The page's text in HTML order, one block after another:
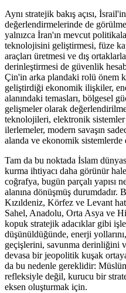
Aynı stratejik bakış açısı,
değerlendirmelerinde de
yalnızca İran'ın mevcut
teknolojisini geliştirmesi, füze
araçları üretmesi ve dış
derinleştirmesi de güvenlik
Çin'in arka plandaki rolü önem
geliştirdiği ekonomik ilişkiler,
alanındaki temasları, bölgesel
gelişmeler olarak
teknolojileri, elektronik
ilerlemeler, modern savaşın
alanda ve ekonomik
Tam da bu noktada İslam
kurma ihtiyacı daha görünür
coğrafya, bugün parçalı yapısı
alanına dönüşmüş
Kızıldeniz, Körfez ve Levant
Sahel, Anadolu, Orta Asya ve
kopuk stratejik adacıklar gibi
düşünüldüğünde, enerji
geçişlerini, savunma derinliğini
devasa bir jeopolitik kuşak
da bu nedenle gereklidir:
refleksiyle değil, kurucu bir
eksen oluşturmak için.